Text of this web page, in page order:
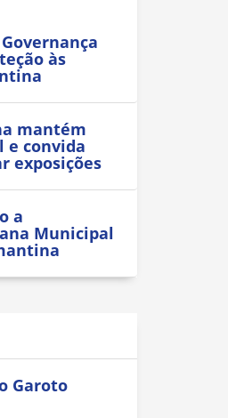
às
mantém
e convida
exposições
a
Municipal
Garoto